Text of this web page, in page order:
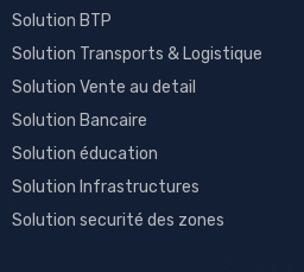
Solution BTP
Solution Transports & Logistique
Solution Vente au detail
Solution Bancaire
Solution éducation
Solution Infrastructures
Solution securité des zones